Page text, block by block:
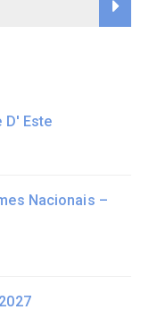
D' Este
Nacionais –